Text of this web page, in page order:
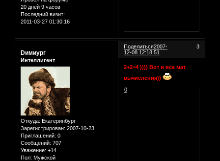
20 дней 9 часов
Последний визит:
2011-03-27 01:30:16
Поделиться 3
2007-
12-08 12:18:51
Dимиург
Интеллигент
Откуда: Екатеринбург
Зарегистрирован: 2007-10-23
Приглашений: 0
Сообщений: 707
Уважение: +14
Пол: Мужской
2+2=4 )))) Вот и все мат
вычисления))
0